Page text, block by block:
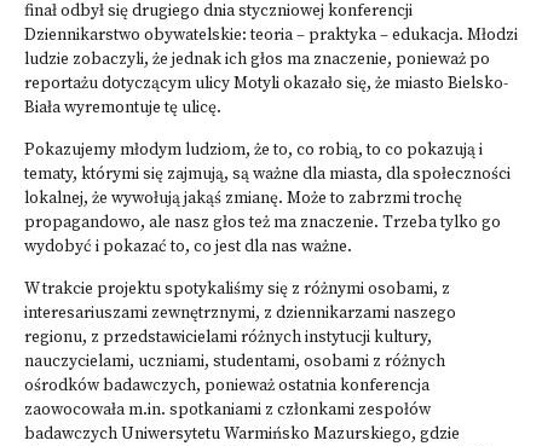
finał odbył się drugiego dnia styczniowej konferencji
Dziennikarstwo obywatelskie: teoria – praktyka – edukacja. Młodzi
ludzie zobaczyli, że jednak ich głos ma znaczenie, ponieważ po
reportażu dotyczącym ulicy Motyli okazało się, że miasto Bielsko-
Biała wyremontuje tę ulicę.
Pokazujemy młodym ludziom, że to, co robią, to co pokazują i
tematy, którymi się zajmują, są ważne dla miasta, dla społeczności
lokalnej, że wywołują jakąś zmianę. Może to zabrzmi trochę
propagandowo, ale nasz głos też ma znaczenie. Trzeba tylko go
wydobyć i pokazać to, co jest dla nas ważne.
W trakcie projektu spotykaliśmy się z różnymi osobami, z
interesariuszami zewnętrznymi, z dziennikarzami naszego
regionu, z przedstawicielami różnych instytucji kultury,
nauczycielami, uczniami, studentami, osobami z różnych
ośrodków badawczych, ponieważ ostatnia konferencja
zaowocowała m.in. spotkaniami z członkami zespołów
badawczych Uniwersytetu Warmińsko Mazurskiego, gdzie